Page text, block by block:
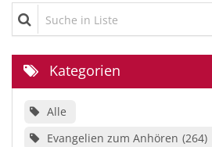
Suche in Liste
Kategorien
Alle
Evangelien zum Anhören 264